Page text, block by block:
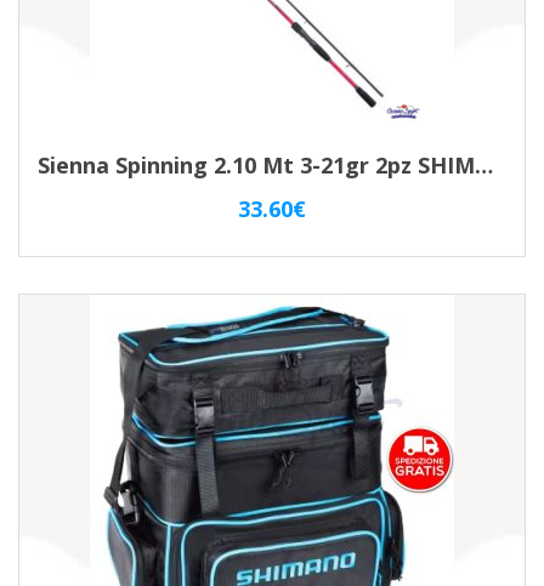
Sienna Spinning 2.10 Mt 3-21gr 2pz SHIMANO SSN611MLE
33.60€